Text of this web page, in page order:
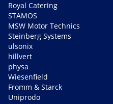
Royal Catering
STAMOS
MSW Motor Technics
Steinberg Systems
ulsonix
hillvert
physa
Wiesenfield
Fromm & Starck
Uniprodo